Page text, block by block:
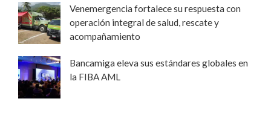
Venemergencia fortalece su respuesta con
operación integral de salud, rescate y
acompañamiento
Bancamiga eleva sus estándares globales en
la FIBA AML